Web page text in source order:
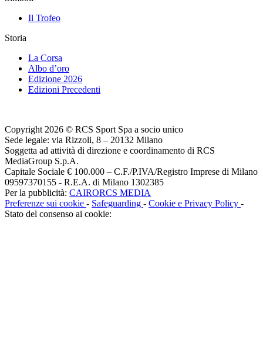
Il Trofeo
Storia
La Corsa
Albo d’oro
Edizione 2026
Edizioni Precedenti
Copyright 2026 © RCS Sport Spa a socio unico
Sede legale: via Rizzoli, 8 – 20132 Milano
Soggetta ad attività di direzione e coordinamento di RCS
MediaGroup S.p.A.
Capitale Sociale € 100.000 – C.F./P.IVA/Registro Imprese di Milano
09597370155 - R.E.A. di Milano 1302385
Per la pubblicità: CAIRORCS MEDIA
Preferenze sui cookie - Safeguarding - Cookie e Privacy Policy -
Stato del consenso ai cookie: